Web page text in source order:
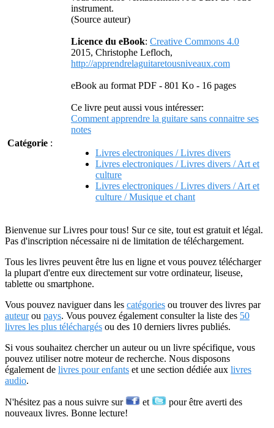
instrument.
(Source auteur)
Licence du eBook: Creative Commons 4.0
2015, Christophe Lefloch,
http://apprendrelaguitaretousniveaux.com
eBook au format PDF - 801 Ko - 16 pages
Ce livre peut aussi vous intéresser:
Comment apprendre la guitare sans connaitre ses
notes
Catégorie :
Livres electroniques / Livres divers
Livres electroniques / Livres divers / Art et
culture
Livres electroniques / Livres divers / Art et
culture / Musique et chant
Bienvenue sur Livres pour tous! Sur ce site, tout est gratuit et légal.
Pas d'inscription nécessaire ni de limitation de téléchargement.
Tous les livres peuvent être lus en ligne et vous pouvez télécharger
la plupart d'entre eux directement sur votre ordinateur, liseuse,
tablette ou smartphone.
Vous pouvez naviguer dans les catégories ou trouver des livres par
auteurou pays. Vous pouvez également consulter la liste des 50
livres les plus téléchargés ou des 10 derniers livres publiés.
Si vous souhaitez chercher un auteur ou un livre spécifique, vous
pouvez utiliser notre moteur de recherche. Nous disposons
également de livres pour enfants et une section dédiée aux livres
audio.
N'hésitez pas a nous suivre sur et
pour être averti des
nouveaux livres. Bonne lecture!